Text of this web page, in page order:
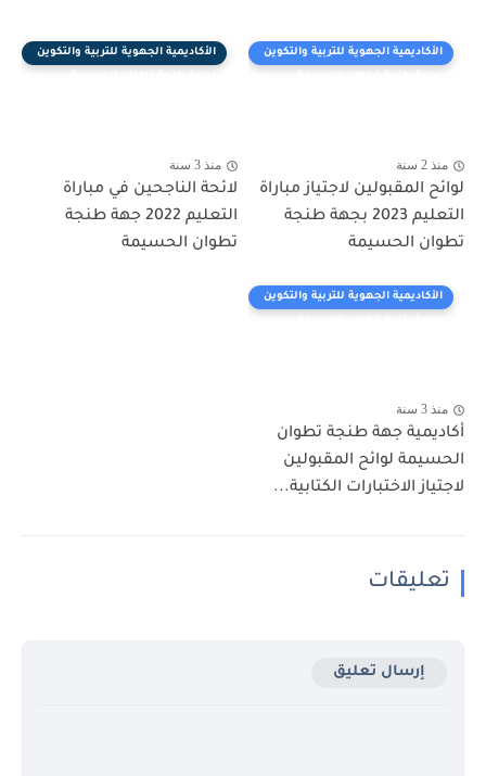
الأكاديمية الجهوية للتربية والتكوين
منذ 2 سنة
لوائح المقبولين لاجتياز مباراة
التعليم 2023 بجهة طنجة
تطوان الحسيمة
الأكاديمية الجهوية للتربية والتكوين
منذ 3 سنة
لائحة الناجحين في مباراة
التعليم 2022 جهة طنجة
تطوان الحسيمة
الأكاديمية الجهوية للتربية والتكوين
منذ 3 سنة
أكاديمية جهة طنجة تطوان
الحسيمة لوائح المقبولين
لاجتياز الاختبارات الكتابية...
تعليقات
إرسال تعليق